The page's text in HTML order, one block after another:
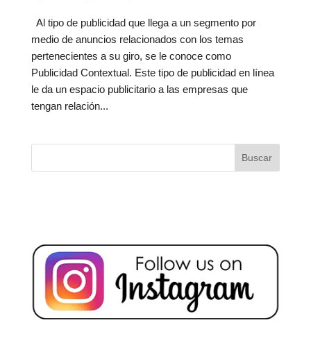
Al tipo de publicidad que llega a un segmento por
medio de anuncios relacionados con los temas
pertenecientes a su giro, se le conoce como
Publicidad Contextual. Este tipo de publicidad en línea
le da un espacio publicitario a las empresas que
tengan relación...